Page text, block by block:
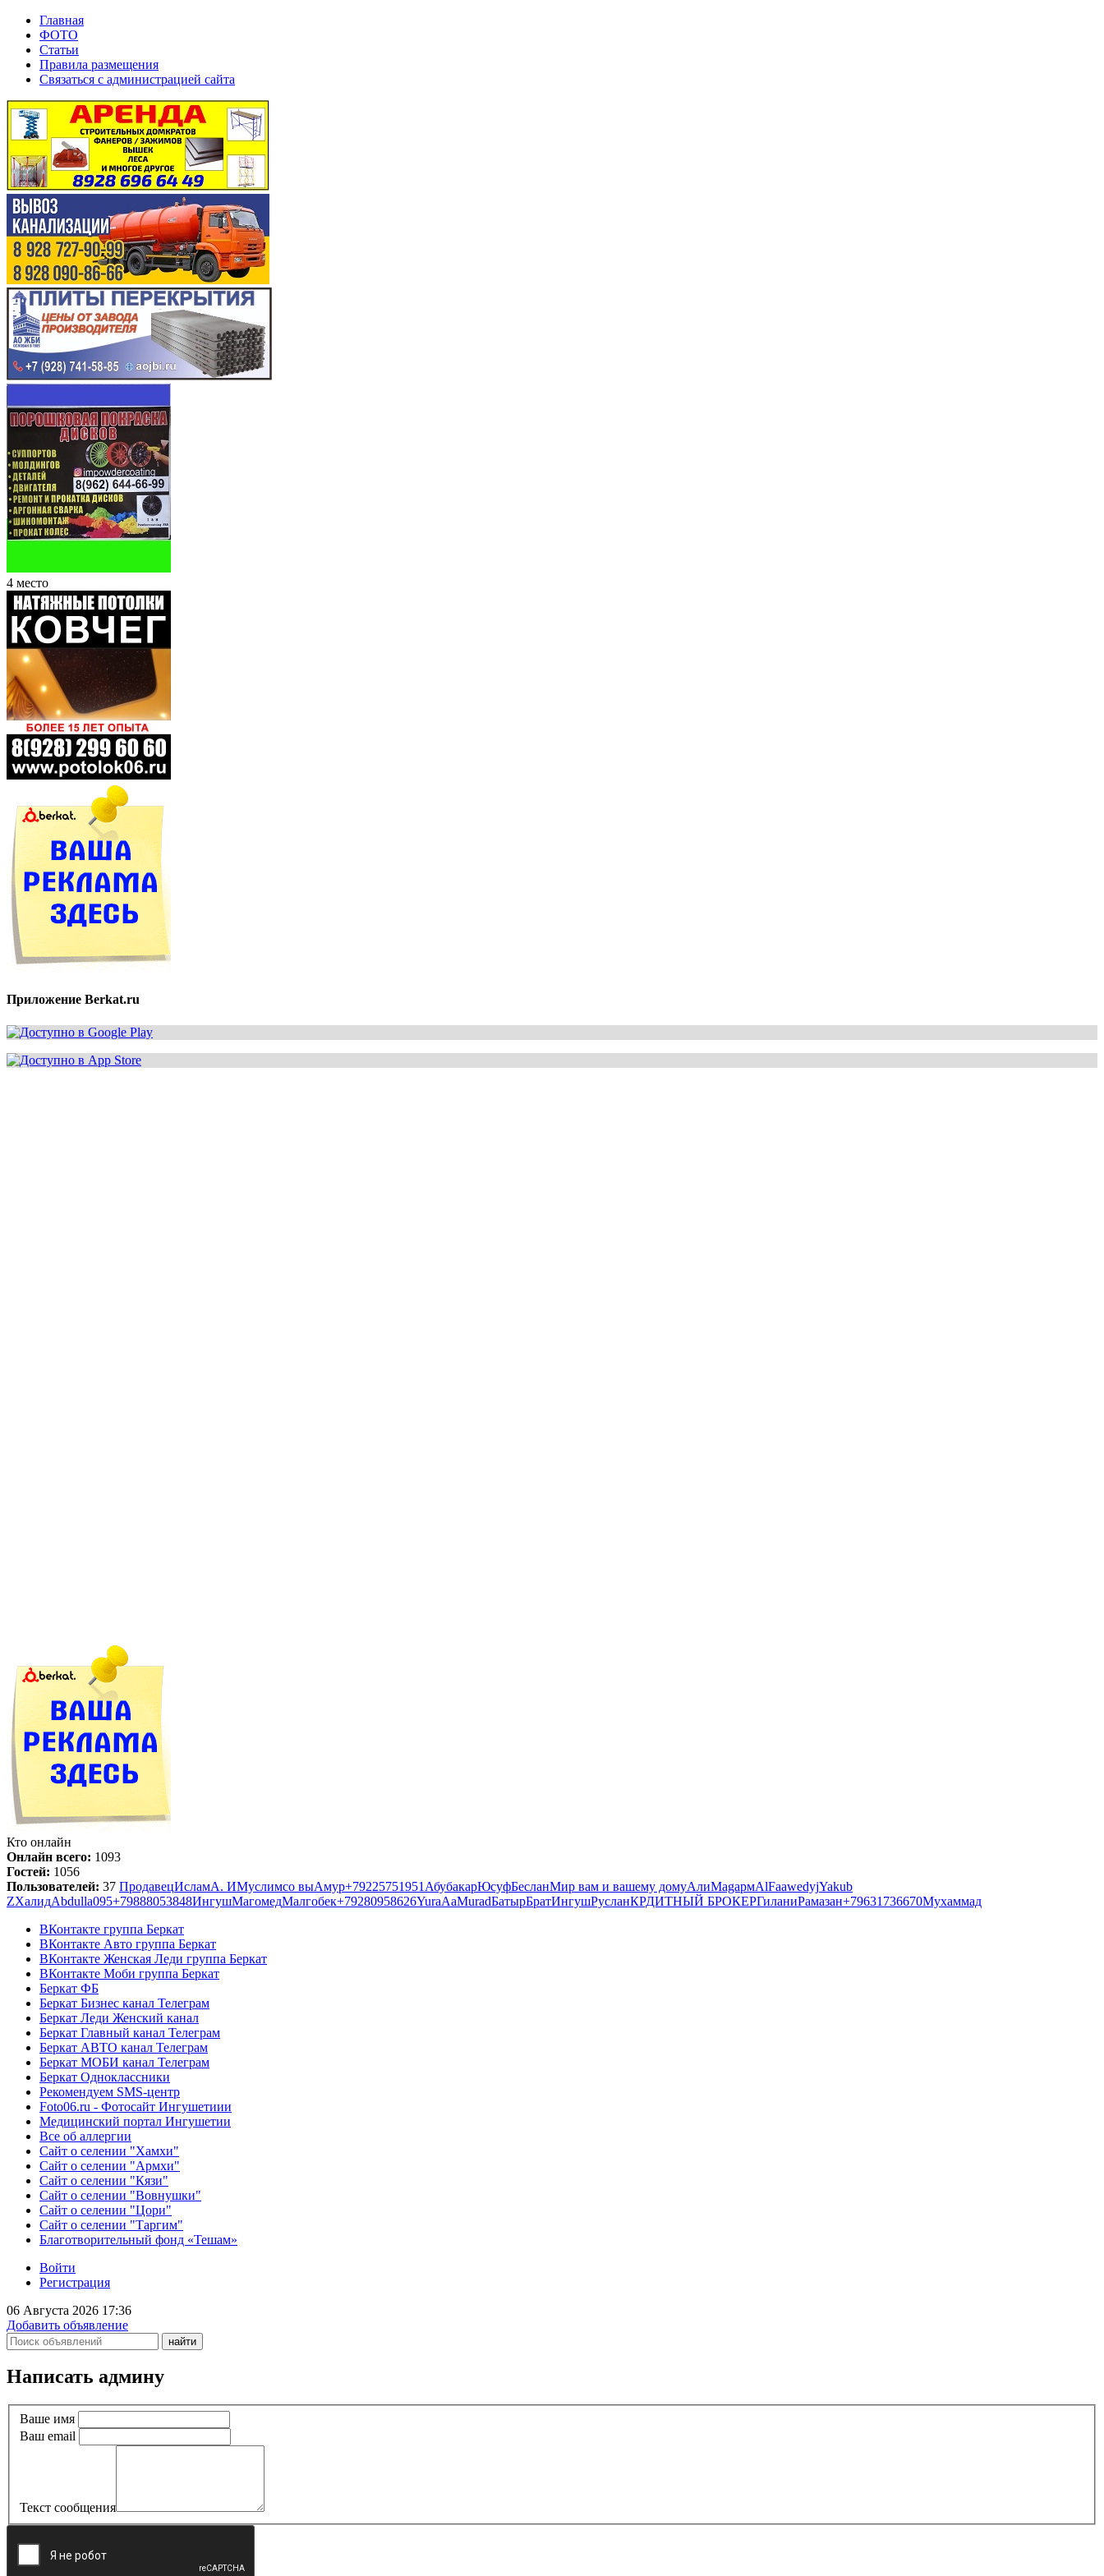
Главная
ФОТО
Статьи
Правила размещения
Связаться с администрацией сайта
4 место
Приложение Berkat.ru
Кто онлайн
Онлайн всего: 1093
Гостей: 1056
Пользователей: 37 ПродавецИсламА. ИМуслимсо выАмур+79225751951 АбубакарЮсуфБесланМир вам и вашему домуАлиMagaрмAlFaawedyjYakub
ZХалидAbdulla095+79888053848ИнгушМагомедМалгобек+79280958626YuraАаMuradБатырБратИнгушРусланКРДИТНЫЙ БРОКЕРГиланиРамазан+79631736670Мухаммад
ВКонтакте группа Беркат
ВКонтакте Авто группа Беркат
ВКонтакте Женская Леди группа Беркат
ВКонтакте Моби группа Беркат
Беркат ФБ
Беркат Бизнес канал Телеграм
Беркат Леди Женский канал
Беркат Главный канал Телеграм
Беркат АВТО канал Телеграм
Беркат МОБИ канал Телеграм
Беркат Одноклассники
Рекомендуем SMS-центр
Foto06.ru - Фотосайт Ингушетиии
Медицинский портал Ингушетии
Все об аллергии
Сайт о селении "Хамхи"
Сайт о селении "Армхи"
Сайт о селении "Кязи"
Сайт о селении "Вовнушки"
Сайт о селении "Цори"
Сайт о селении "Таргим"
Благотворительный фонд «Тешам»
Войти
Регистрация
06 Августа 2026 17:36
Добавить объявление
Написать админу
Ваше имя
Ваш email
Текст сообщения